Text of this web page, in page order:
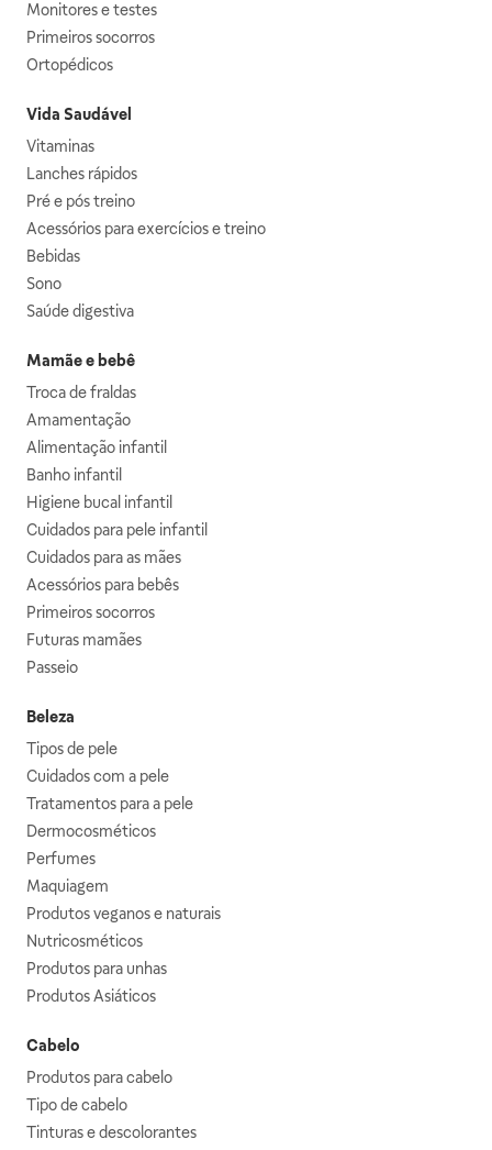
Monitores e testes
Primeiros socorros
Ortopédicos
Vida Saudável
Vitaminas
Lanches rápidos
Pré e pós treino
Acessórios para exercícios e treino
Bebidas
Sono
Saúde digestiva
Mamãe e bebê
Troca de fraldas
Amamentação
Alimentação infantil
Banho infantil
Higiene bucal infantil
Cuidados para pele infantil
Cuidados para as mães
Acessórios para bebês
Primeiros socorros
Futuras mamães
Passeio
Beleza
Tipos de pele
Cuidados com a pele
Tratamentos para a pele
Dermocosméticos
Perfumes
Maquiagem
Produtos veganos e naturais
Nutricosméticos
Produtos para unhas
Produtos Asiáticos
Cabelo
Produtos para cabelo
Tipo de cabelo
Tinturas e descolorantes